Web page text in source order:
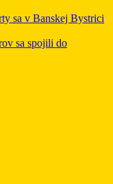
sa v Banskej Bystrici
sa spojili do